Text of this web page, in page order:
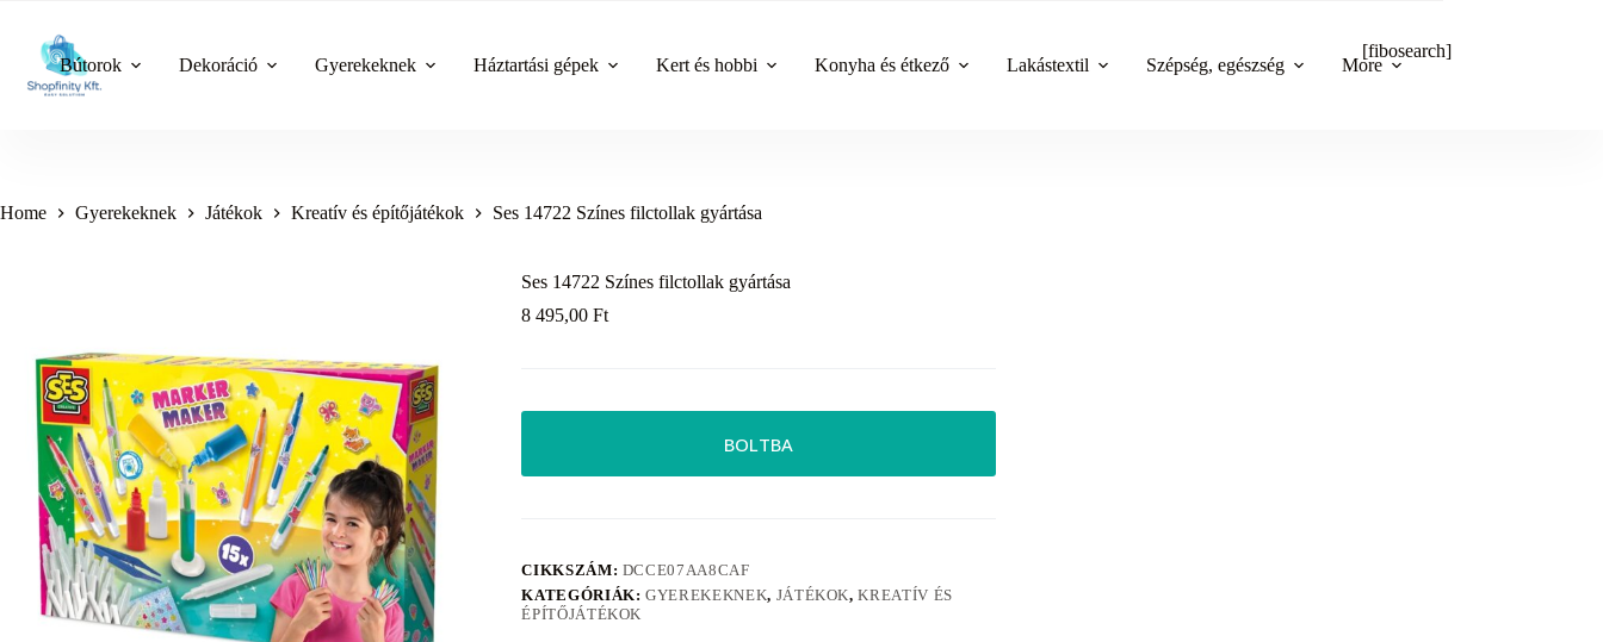
content
Bútorok Dekoráció Gyerekeknek Háztartási gépek Kert és hobbi Konyha és étkező Lakástextil Szépség, egészség More
[fibosearch]
Home Gyerekeknek Játékok Kreatív és építőjátékok Ses 14722 Színes filctollak gyártása
Ses 14722 Színes filctollak gyártása
8 495,00Ft
BOLTBA
CIKKSZÁM: DCCE07AA8CAF
KATEGÓRIÁK:GYEREKEKNEK, JÁTÉKOK,KREATÍV ÉS
ÉPÍTŐJÁTÉKOK